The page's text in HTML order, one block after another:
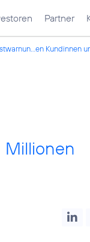
Partner
Kundinnen